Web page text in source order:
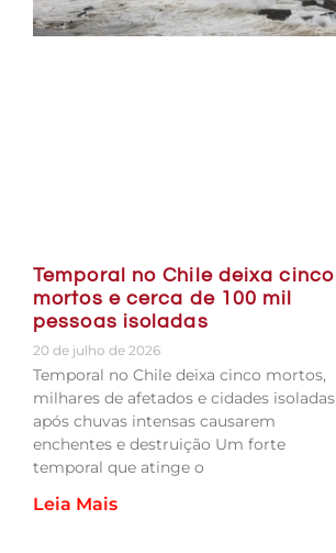
Temporal no Chile deixa cinco
mortos e cerca de 100 mil
pessoas isoladas
20 de julho de 2026
Temporal no Chile deixa cinco mortos,
milhares de afetados e cidades isoladas
após chuvas intensas causarem
enchentes e destruição Um forte
temporal que atinge o
Leia Mais